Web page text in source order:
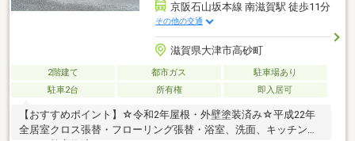
京阪石山坂本線 南滋賀駅 徒歩11分
その他の交通
滋賀県大津市高砂町
2階建て 都市ガス
駐車場あり
駐車2台
所有権 即入居可
【おすすめポイント】☆令和2年屋根・外壁塗装済み☆平成22年
全居室クロス張替・フローリング張替・浴室、洗面、キッチン、